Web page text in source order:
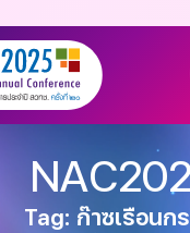
Tag: ก๊าซเรือนก